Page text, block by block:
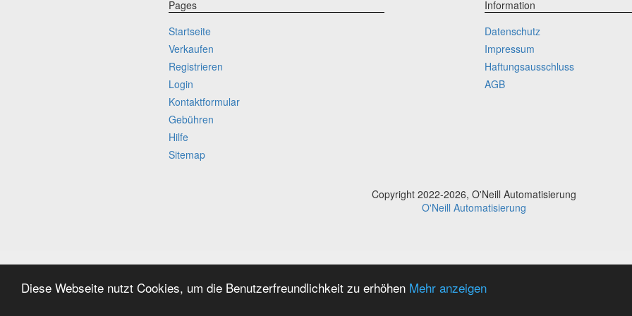
Diese Webseite nutzt Cookies, um die Benutzerfreundlichkeit zu erhöhen Mehr anzeigen
Pages
Startseite
Verkaufen
Registrieren
Login
Kontaktformular
Gebühren
Hilfe
Sitemap
Information
Datenschutz
Impressum
Haftungsausschluss
AGB
Copyright 2022-2026, O'Neill Automatisierung
O'Neill Automatisierung